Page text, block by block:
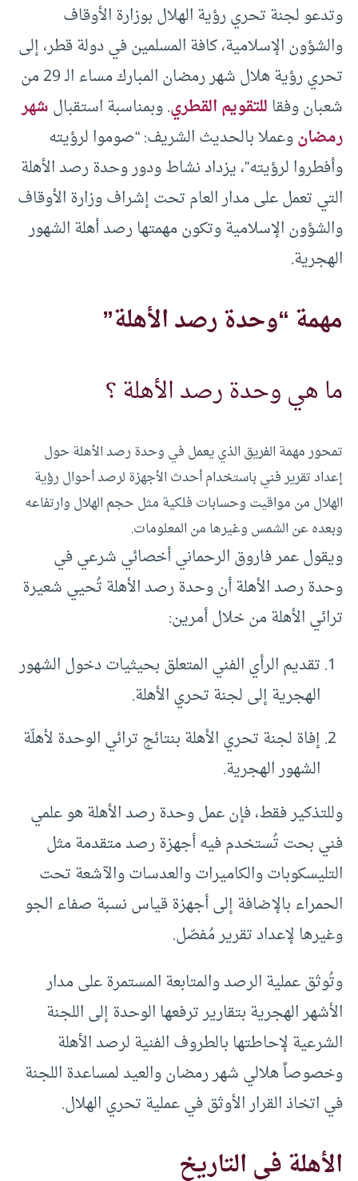
وتدعو لجنة تحري رؤية الهلال بوزارة الأوقاف
والشؤون الإسلامية، كافة المسلمين في دولة قطر، إلى
تحري رؤية هلال شهر رمضان المبارك مساء الـ 29 من
شعبان وفقاللتقويم القطري. وبمناسبة استقبالشهر
رمضانوعملا بالحديث الشريف: “صوموا لرؤيته
وأفطروا لرؤيته”، يزداد نشاط ودور وحدة رصد الأهلة
التي تعمل على مدار العام تحت إشراف وزارة الأوقاف
والشؤون الإسلامية وتكون مهمتها رصد أهلة الشهور
الهجرية.
مهمة “وحدة رصد الأهلة”
ما هي وحدة رصد الأهلة ؟
تمحور مهمة الفريق الذي يعمل في وحدة رصد الأهلة حول
إعداد تقرير فني باستخدام أحدث الأجهزة لرصد أحوال رؤية
الهلال من مواقيت وحسابات فلكية مثل حجم الهلال وارتفاعه
وبعده عن الشمس وغيرها من المعلومات.
ويقول عمر فاروق الرحماني أخصائي شرعي في
وحدة رصد الأهلة أن وحدة رصد الأهلة تُحيي شعيرة
ترائي الأهلة من خلال أمرين:
تقديم الرأي الفني المتعلق بحيثيات دخول الشهور
الهجرية إلى لجنة تحري الأهلة.
إفاة لجنة تحري الأهلة بنتائج ترائي الوحدة لأهلّة
الشهور الهجرية.
وللتذكير فقط، فإن عمل وحدة رصد الأهلة هو علمي
فني بحت تُستخدم فيه أجهزة رصد متقدمة مثل
التليسكوبات والكاميرات والعدسات والآشعة تحت
الحمراء بالإضافة إلى أجهزة قياس نسبة صفاء الجو
وغيرها لإعداد تقرير مُفصّل.
وتُوثق عملية الرصد والمتابعة المستمرة على مدار
الأشهر الهجرية بتقارير ترفعها الوحدة إلى اللجنة
الشرعية لإحاطتها بالطروف الفنية لرصد الأهلة
وخصوصاً هلالي شهر رمضان والعيد لمساعدة اللجنة
في اتخاذ القرار الأوثق في عملية تحري الهلال.
الأهلة في التاريخ